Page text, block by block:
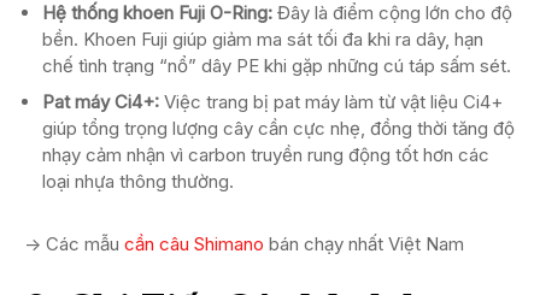
Hệ thống khoen Fuji O-Ring: Đây là điểm cộng lớn cho độ
bền. Khoen Fuji giúp giảm ma sát tối đa khi ra dây, hạn
chế tình trạng “nổ” dây PE khi gặp những cú táp sấm sét.
Pat máy Ci4+: Việc trang bị pat máy làm từ vật liệu Ci4+
giúp tổng trọng lượng cây cần cực nhẹ, đồng thời tăng độ
nhạy cảm nhận vì carbon truyền rung động tốt hơn các
loại nhựa thông thường.
-> Các mẫu cần câu Shimano bán chạy nhất Việt Nam